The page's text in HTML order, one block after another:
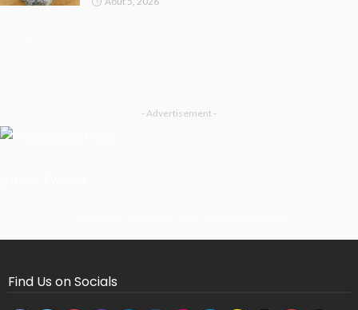
- Advertisement -
Find Us on Socials